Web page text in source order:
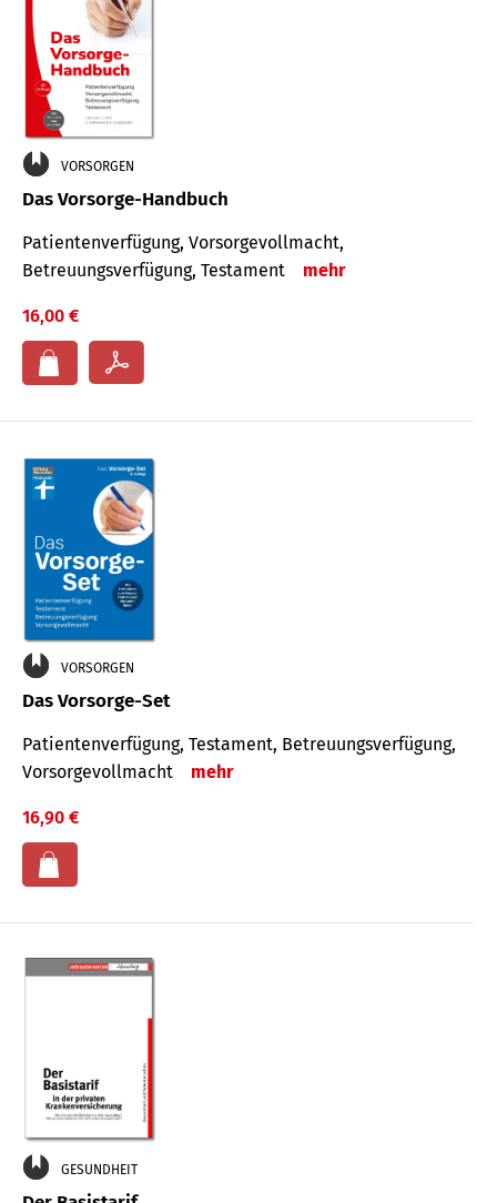
VORSORGEN
Das Vorsorge-Handbuch
Patientenverfügung, Vorsorgevollmacht,
Betreuungsverfügung, Testament
mehr
16,00 €
VORSORGEN
Das Vorsorge-Set
Patienten­ver­fügung, Testa­ment, Be­treuungs­verfü­gung,
Vor­sorge­voll­macht
mehr
16,90 €
GESUNDHEIT